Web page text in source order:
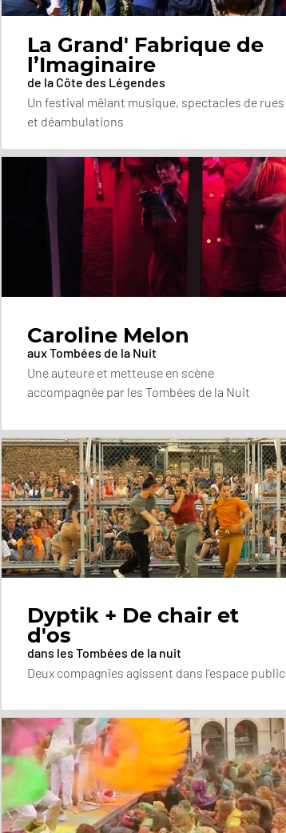
La Grand' Fabrique de
l’Imaginaire
de la Côte des Légendes
Un festival mêlant musique, spectacles de rues
et déambulations
Caroline Melon
aux Tombées de la Nuit
Une auteure et metteuse en scène
accompagnée par les Tombées de la Nuit
Dyptik + De chair et
d'os
dans les Tombées de la nuit
Deux compagnies agissent dans l'espace public